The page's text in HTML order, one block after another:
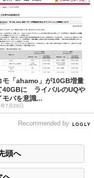
モ「ahamo」が10GB増量
40GBに ライバルのUQや
モバを意識...
7月29日
Recommended by
頭へ